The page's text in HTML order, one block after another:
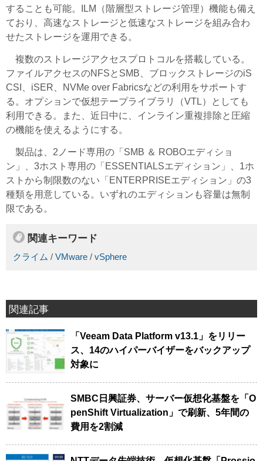
することも可能。ILM（階層型ストレージ管理）機能も備え
ており、高速なストレージと低速なストレージを組み合わ
せたストレージを運用できる。
複数のストレージアクセスプロトコルを搭載している。
ファイルアクセスのNFSとSMB、ブロックストレージのiS
CSI、iSER、NVMe over Fabricsなどの利用をサポートす
る。オプションで仮想テープライブラリ（VTL）としても
利用できる。また、近日中に、インライン重複排除と圧縮
の機能を使えるようにする。
製品は、2ノード専用の「SMB ＆ ROBOエディショ
ン」、3ホスト専用の「ESSENTIALSエディション」、1ホ
ストから制限数のない「ENTERPRISEエディション」の3
種類を用意している。いずれのエディションも容量は無制
限である。
関連キーワード
クライム / VMware / vSphere
関連記事
「Veeam Data Platform v13.1」をリリー
ス、14のハイパーバイザーをバックアップ
対象に
SMBC日興証券、サーバー仮想化基盤を「O
penShift Virtualization」で刷新、5年間の
費用を2割減